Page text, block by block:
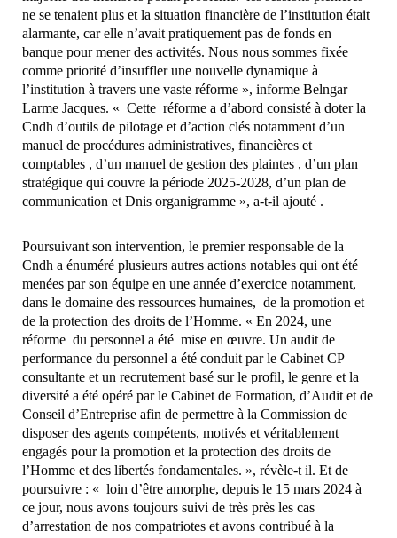
ne se tenaient plus et la situation financière de l’institution était
alarmante, car elle n’avait pratiquement pas de fonds en
banque pour mener des activités. Nous nous sommes fixée
comme priorité d’insuffler une nouvelle dynamique à
l’institution à travers une vaste réforme », informe Belngar
Larme Jacques. « Cette réforme a d’abord consisté à doter la
Cndh d’outils de pilotage et d’action clés notamment d’un
manuel de procédures administratives, financières et
comptables , d’un manuel de gestion des plaintes , d’un plan
stratégique qui couvre la période 2025-2028, d’un plan de
communication et Dnis organigramme », a-t-il ajouté .
Poursuivant son intervention, le premier responsable de la
Cndh a énuméré plusieurs autres actions notables qui ont été
menées par son équipe en une année d’exercice notamment,
dans le domaine des ressources humaines, de la promotion et
de la protection des droits de l’Homme. « En 2024, une
réforme du personnel a été mise en œuvre. Un audit de
performance du personnel a été conduit par le Cabinet CP
consultante et un recrutement basé sur le profil, le genre et la
diversité a été opéré par le Cabinet de Formation, d’Audit et de
Conseil d’Entreprise afin de permettre à la Commission de
disposer des agents compétents, motivés et véritablement
engagés pour la promotion et la protection des droits de
l’Homme et des libertés fondamentales. », révèle-t il. Et de
poursuivre : « loin d’être amorphe, depuis le 15 mars 2024 à
ce jour, nous avons toujours suivi de très près les cas
d’arrestation de nos compatriotes et avons contribué à la